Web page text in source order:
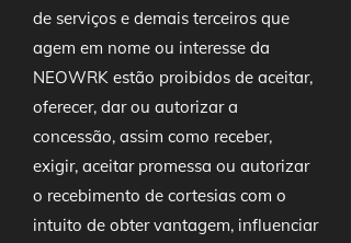
de serviços e demais terceiros que
agem em nome ou interesse da
NEOWRK estão proibidos de aceitar,
oferecer, dar ou autorizar a
concessão, assim como receber,
exigir, aceitar promessa ou autorizar
o recebimento de cortesias com o
intuito de obter vantagem, influenciar